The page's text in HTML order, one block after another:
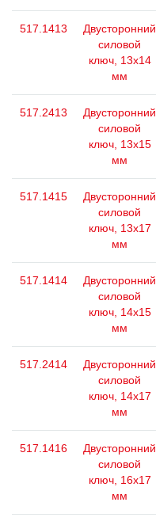
517.1413
Двусторонний
силовой
ключ, 13x14
мм
517.2413
Двусторонний
силовой
ключ, 13x15
мм
517.1415
Двусторонний
силовой
ключ, 13x17
мм
517.1414
Двусторонний
силовой
ключ, 14x15
мм
517.2414
Двусторонний
силовой
ключ, 14x17
мм
517.1416
Двусторонний
силовой
ключ, 16x17
мм